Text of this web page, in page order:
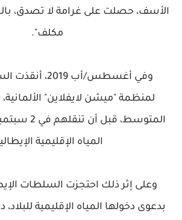
الأسف، حصلت على غرامة لا تصدق،
مكلف".
وفي أغسطس/أب
المتوسط،
المياه الإقليمية
وعلى إثر ذلك احتجزت السلطات
بدعوى دخولها المياه الإقليمية